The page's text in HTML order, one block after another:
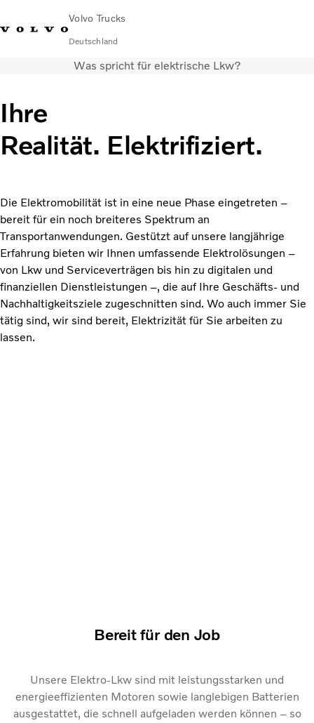
Volvo Trucks
Deutschland
KontaktEinloggen Lkw-KonfiguratorDeutschland
Lkw
Transportlösungen
Services
Über uns
Karriere
Technisches
Was spricht für elektrische Lkw?
Ihre
Realität. Elektrifiziert.
Die Elektromobilität ist in eine neue Phase eingetreten –
bereit für ein noch breiteres Spektrum an
Transportanwendungen. Gestützt auf unsere langjährige
Erfahrung bieten wir Ihnen umfassende Elektrolösungen –
von Lkw und Serviceverträgen bis hin zu digitalen und
finanziellen Dienstleistungen –, die auf Ihre Geschäfts- und
Nachhaltigkeitsziele zugeschnitten sind. Wo auch immer Sie
tätig sind, wir sind bereit, Elektrizität für Sie arbeiten zu
lassen.
Bereit für den Job
Unsere Elektro-Lkw sind mit leistungsstarken und
energieeffizienten Motoren sowie langlebigen Batterien
ausgestattet, die schnell aufgeladen werden können – so